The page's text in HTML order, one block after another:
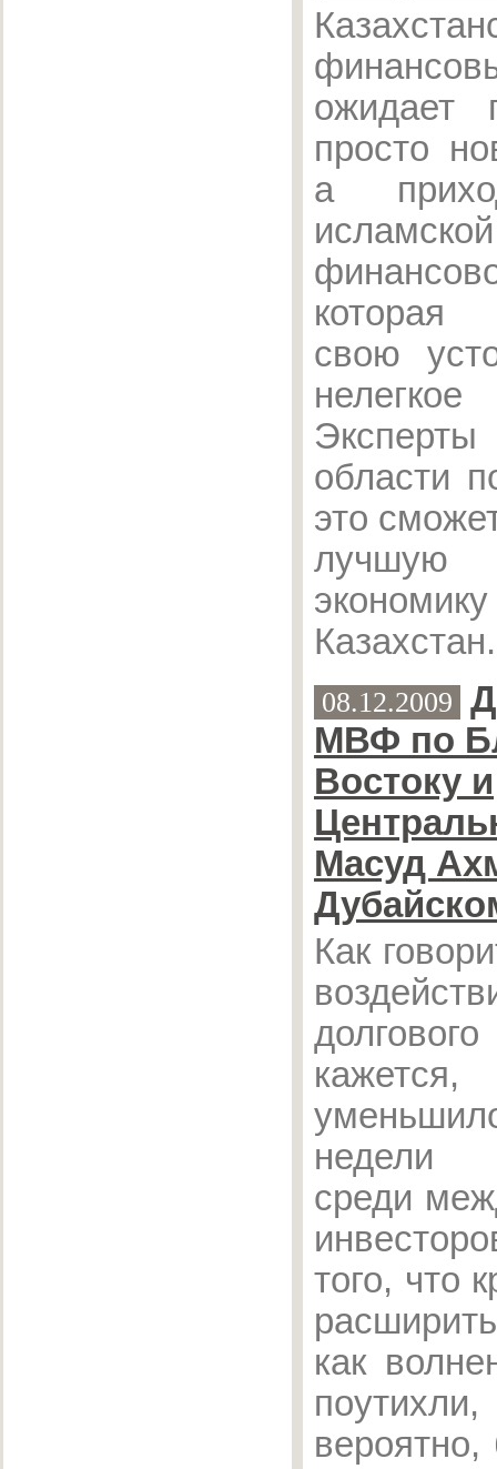
ожидает
просто
а
исламской
свою
области
это
лучшую
Казахстан.
08.12.2009
МВФ по
Востоку и
Масуд
Как
недели
среди
того, что
как
вероятно,